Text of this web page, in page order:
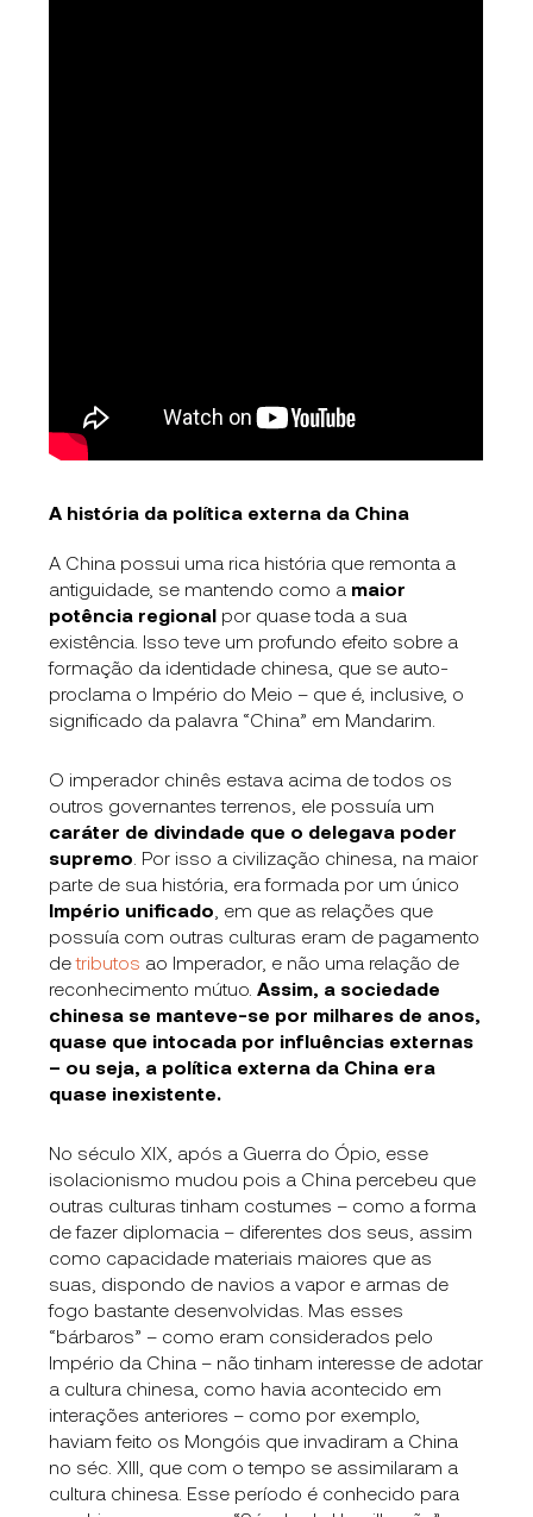
A história da política externa da China
A China possui uma rica história que remonta a
antiguidade, se mantendo como a maior
potência regional por quase toda a sua
existência. Isso teve um profundo efeito sobre a
formação da identidade chinesa, que se auto-
proclama o Império do Meio – que é, inclusive, o
significado da palavra “China” em Mandarim.
O imperador chinês estava acima de todos os
outros governantes terrenos, ele possuía um
caráter de divindade que o delegava poder
supremo . Por isso a civilização chinesa, na maior
parte de sua história, era formada por um único
Império unificado , em que as relações que
possuía com outras culturas eram de pagamento
detributos ao Imperador, e não uma relação de
reconhecimento mútuo.Assim, a sociedade
chinesa se manteve-se por milhares de anos,
quase que intocada por influências externas
– ou seja, a política externa da China era
quase inexistente.
No século XIX, após a Guerra do Ópio, esse
isolacionismo mudou pois a China percebeu que
outras culturas tinham costumes – como a forma
de fazer diplomacia – diferentes dos seus, assim
como capacidade materiais maiores que as
suas, dispondo de navios a vapor e armas de
fogo bastante desenvolvidas. Mas esses
“bárbaros” – como eram considerados pelo
Império da China – não tinham interesse de adotar
a cultura chinesa, como havia acontecido em
interações anteriores – como por exemplo,
haviam feito os Mongóis que invadiram a China
no séc. XIII, que com o tempo se assimilaram a
cultura chinesa. Esse período é conhecido para